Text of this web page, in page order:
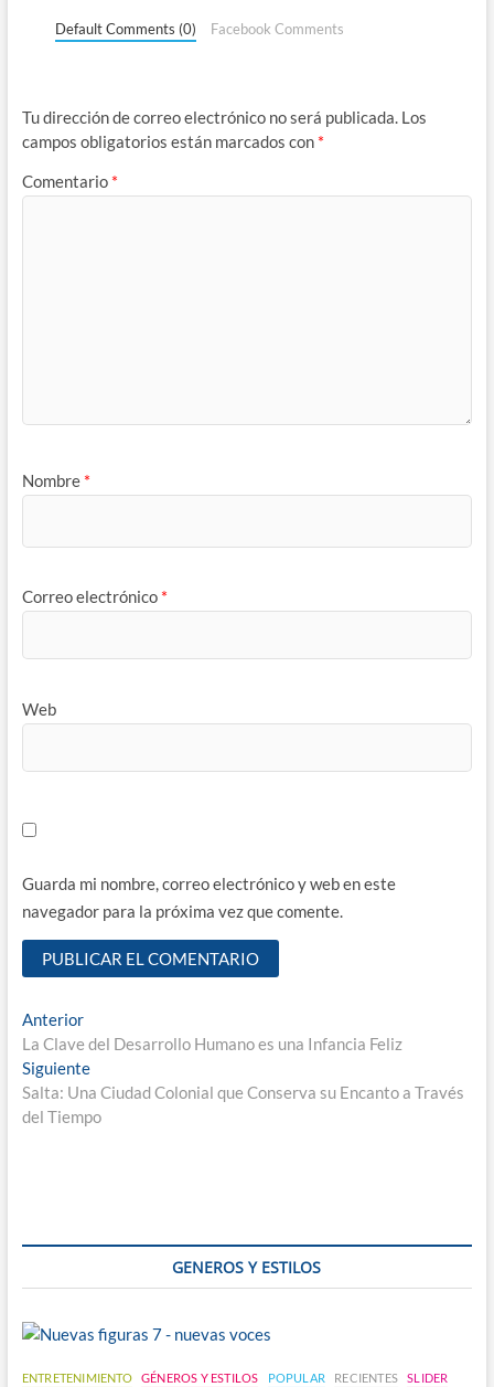
Default Comments (0) Facebook Comments
Tu dirección de correo electrónico no será publicada. Los
campos obligatorios están marcados con *
Comentario *
Nombre *
Correo electrónico *
Web
Guarda mi nombre, correo electrónico y web en este
navegador para la próxima vez que comente.
Navegación
de
entradas
AnteriorEntrada
anterior:
La Clave del Desarrollo Humano es una Infancia Feliz
SiguienteEntrada
siguiente:
Salta: Una Ciudad Colonial que Conserva su Encanto a Través
del Tiempo
GENEROS Y ESTILOS
ENTRETENIMIENTO GÉNEROS Y ESTILOS POPULAR RECIENTES SLIDER